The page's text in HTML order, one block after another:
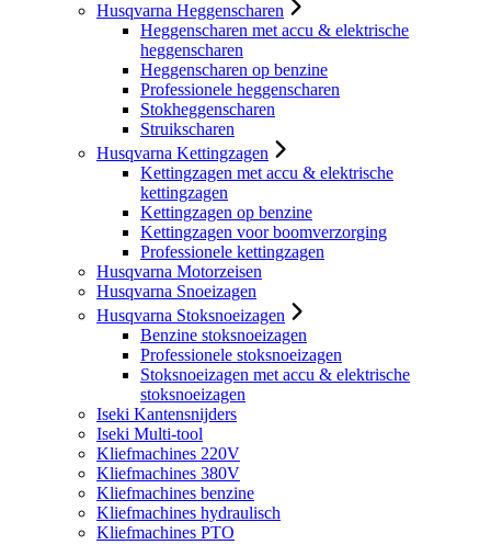
Husqvarna Heggenscharen
Heggenscharen met accu & elektrische
heggenscharen
Heggenscharen op benzine
Professionele heggenscharen
Stokheggenscharen
Struikscharen
Husqvarna Kettingzagen
Kettingzagen met accu & elektrische
kettingzagen
Kettingzagen op benzine
Kettingzagen voor boomverzorging
Professionele kettingzagen
Husqvarna Motorzeisen
Husqvarna Snoeizagen
Husqvarna Stoksnoeizagen
Benzine stoksnoeizagen
Professionele stoksnoeizagen
Stoksnoeizagen met accu & elektrische
stoksnoeizagen
Iseki Kantensnijders
Iseki Multi-tool
Kliefmachines 220V
Kliefmachines 380V
Kliefmachines benzine
Kliefmachines hydraulisch
Kliefmachines PTO